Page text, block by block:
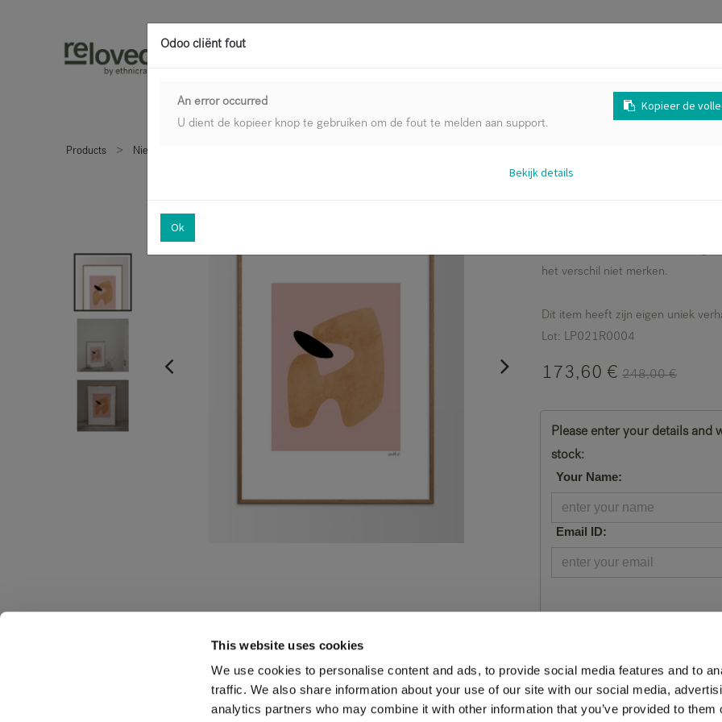
This website uses cookies
We use cookies to personalise content and ads, to provide social media features and to
traffic. We also share information about your use of our site with our social media,
analytics partners who may combine it with other information that you’ve provided to them
PRODUCTEN
Products Nieuw binnen
In uitstekende staat, zonder
het verschil niet merken.
Dit item heeft zijn eigen uniek
Lot: LP021R0004
173,60 € 248,00€
Please enter your details and
stock:
Your Name:
Email ID:
Toevoegen aan
SKU: LP021
Odoo cliënt fout
Kopieer de
An error occurred
U dient de kopieer knop te gebruiken om de fout te melden aan support.
Bekijk details
Ok